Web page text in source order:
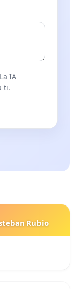
IA
ti.
Rubio